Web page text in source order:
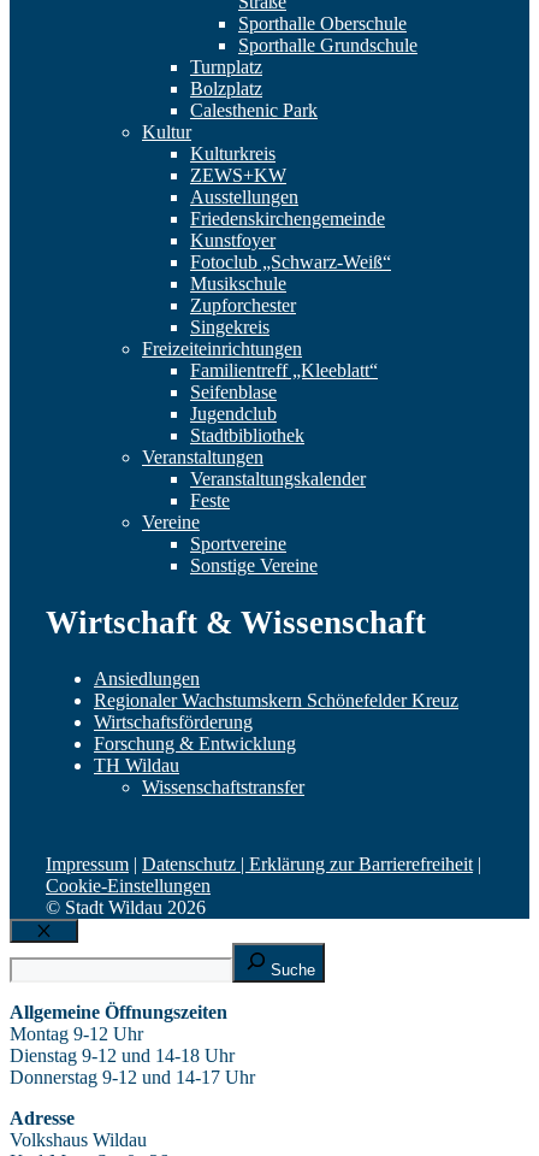
Sporthalle Oberschule
Sporthalle Grundschule
Turnplatz
Bolzplatz
Calesthenic Park
Kultur
Kulturkreis
ZEWS+KW
Ausstellungen
Friedenskirchengemeinde
Kunstfoyer
Fotoclub „Schwarz-Weiß“
Musikschule
Zupforchester
Singekreis
Freizeiteinrichtungen
Familientreff „Kleeblatt“
Seifenblase
Jugendclub
Stadtbibliothek
Veranstaltungen
Veranstaltungskalender
Feste
Vereine
Sportvereine
Sonstige Vereine
Wirtschaft & Wissenschaft
Ansiedlungen
Regionaler Wachstumskern Schönefelder Kreuz
Wirtschaftsförderung
Forschung & Entwicklung
TH Wildau
Wissenschaftstransfer
Impressum | Datenschutz | Erklärung zur Barrierefreiheit |
Cookie-Einstellungen
© Stadt Wildau 2026
Schließen
Suche
Allgemeine Öffnungszeiten
Montag 9-12 Uhr
Dienstag 9-12 und 14-18 Uhr
Donnerstag 9-12 und 14-17 Uhr
Adresse
Volkshaus Wildau